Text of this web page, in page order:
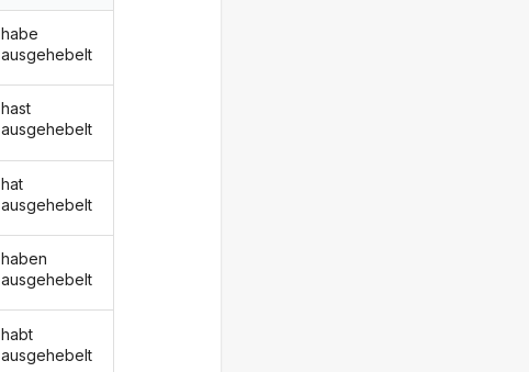
habe
ausgehebelt
hast
ausgehebelt
hat
ausgehebelt
haben
ausgehebelt
habt
ausgehebelt